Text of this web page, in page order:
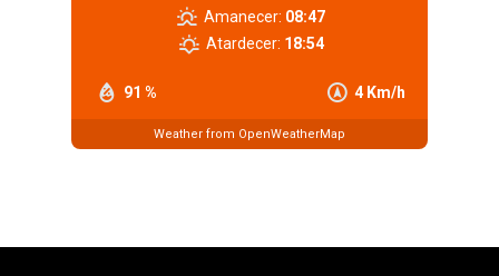
91 % 4 Km/h
Amanecer: 08:47
Atardecer: 18:54
Weather from OpenWeatherMap